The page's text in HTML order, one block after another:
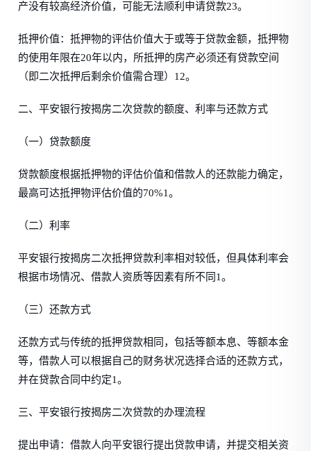
产没有较高经济价值，可能无法顺利申请贷款23。
抵押价值：抵押物的评估价值大于或等于贷款金额，抵押物
的使用年限在20年以内，所抵押的房产必须还有贷款空间
（即二次抵押后剩余价值需合理）12。
二、平安银行按揭房二次贷款的额度、利率与还款方式
（一）贷款额度
贷款额度根据抵押物的评估价值和借款人的还款能力确定，
最高可达抵押物评估价值的70%1。
（二）利率
平安银行按揭房二次抵押贷款利率相对较低，但具体利率会
根据市场情况、借款人资质等因素有所不同1。
（三）还款方式
还款方式与传统的抵押贷款相同，包括等额本息、等额本金
等，借款人可以根据自己的财务状况选择合适的还款方式，
并在贷款合同中约定1。
三、平安银行按揭房二次贷款的办理流程
提出申请：借款人向平安银行提出贷款申请，并提交相关资